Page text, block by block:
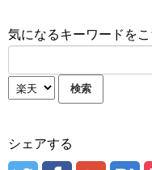
気になるキーワードを
シェアする